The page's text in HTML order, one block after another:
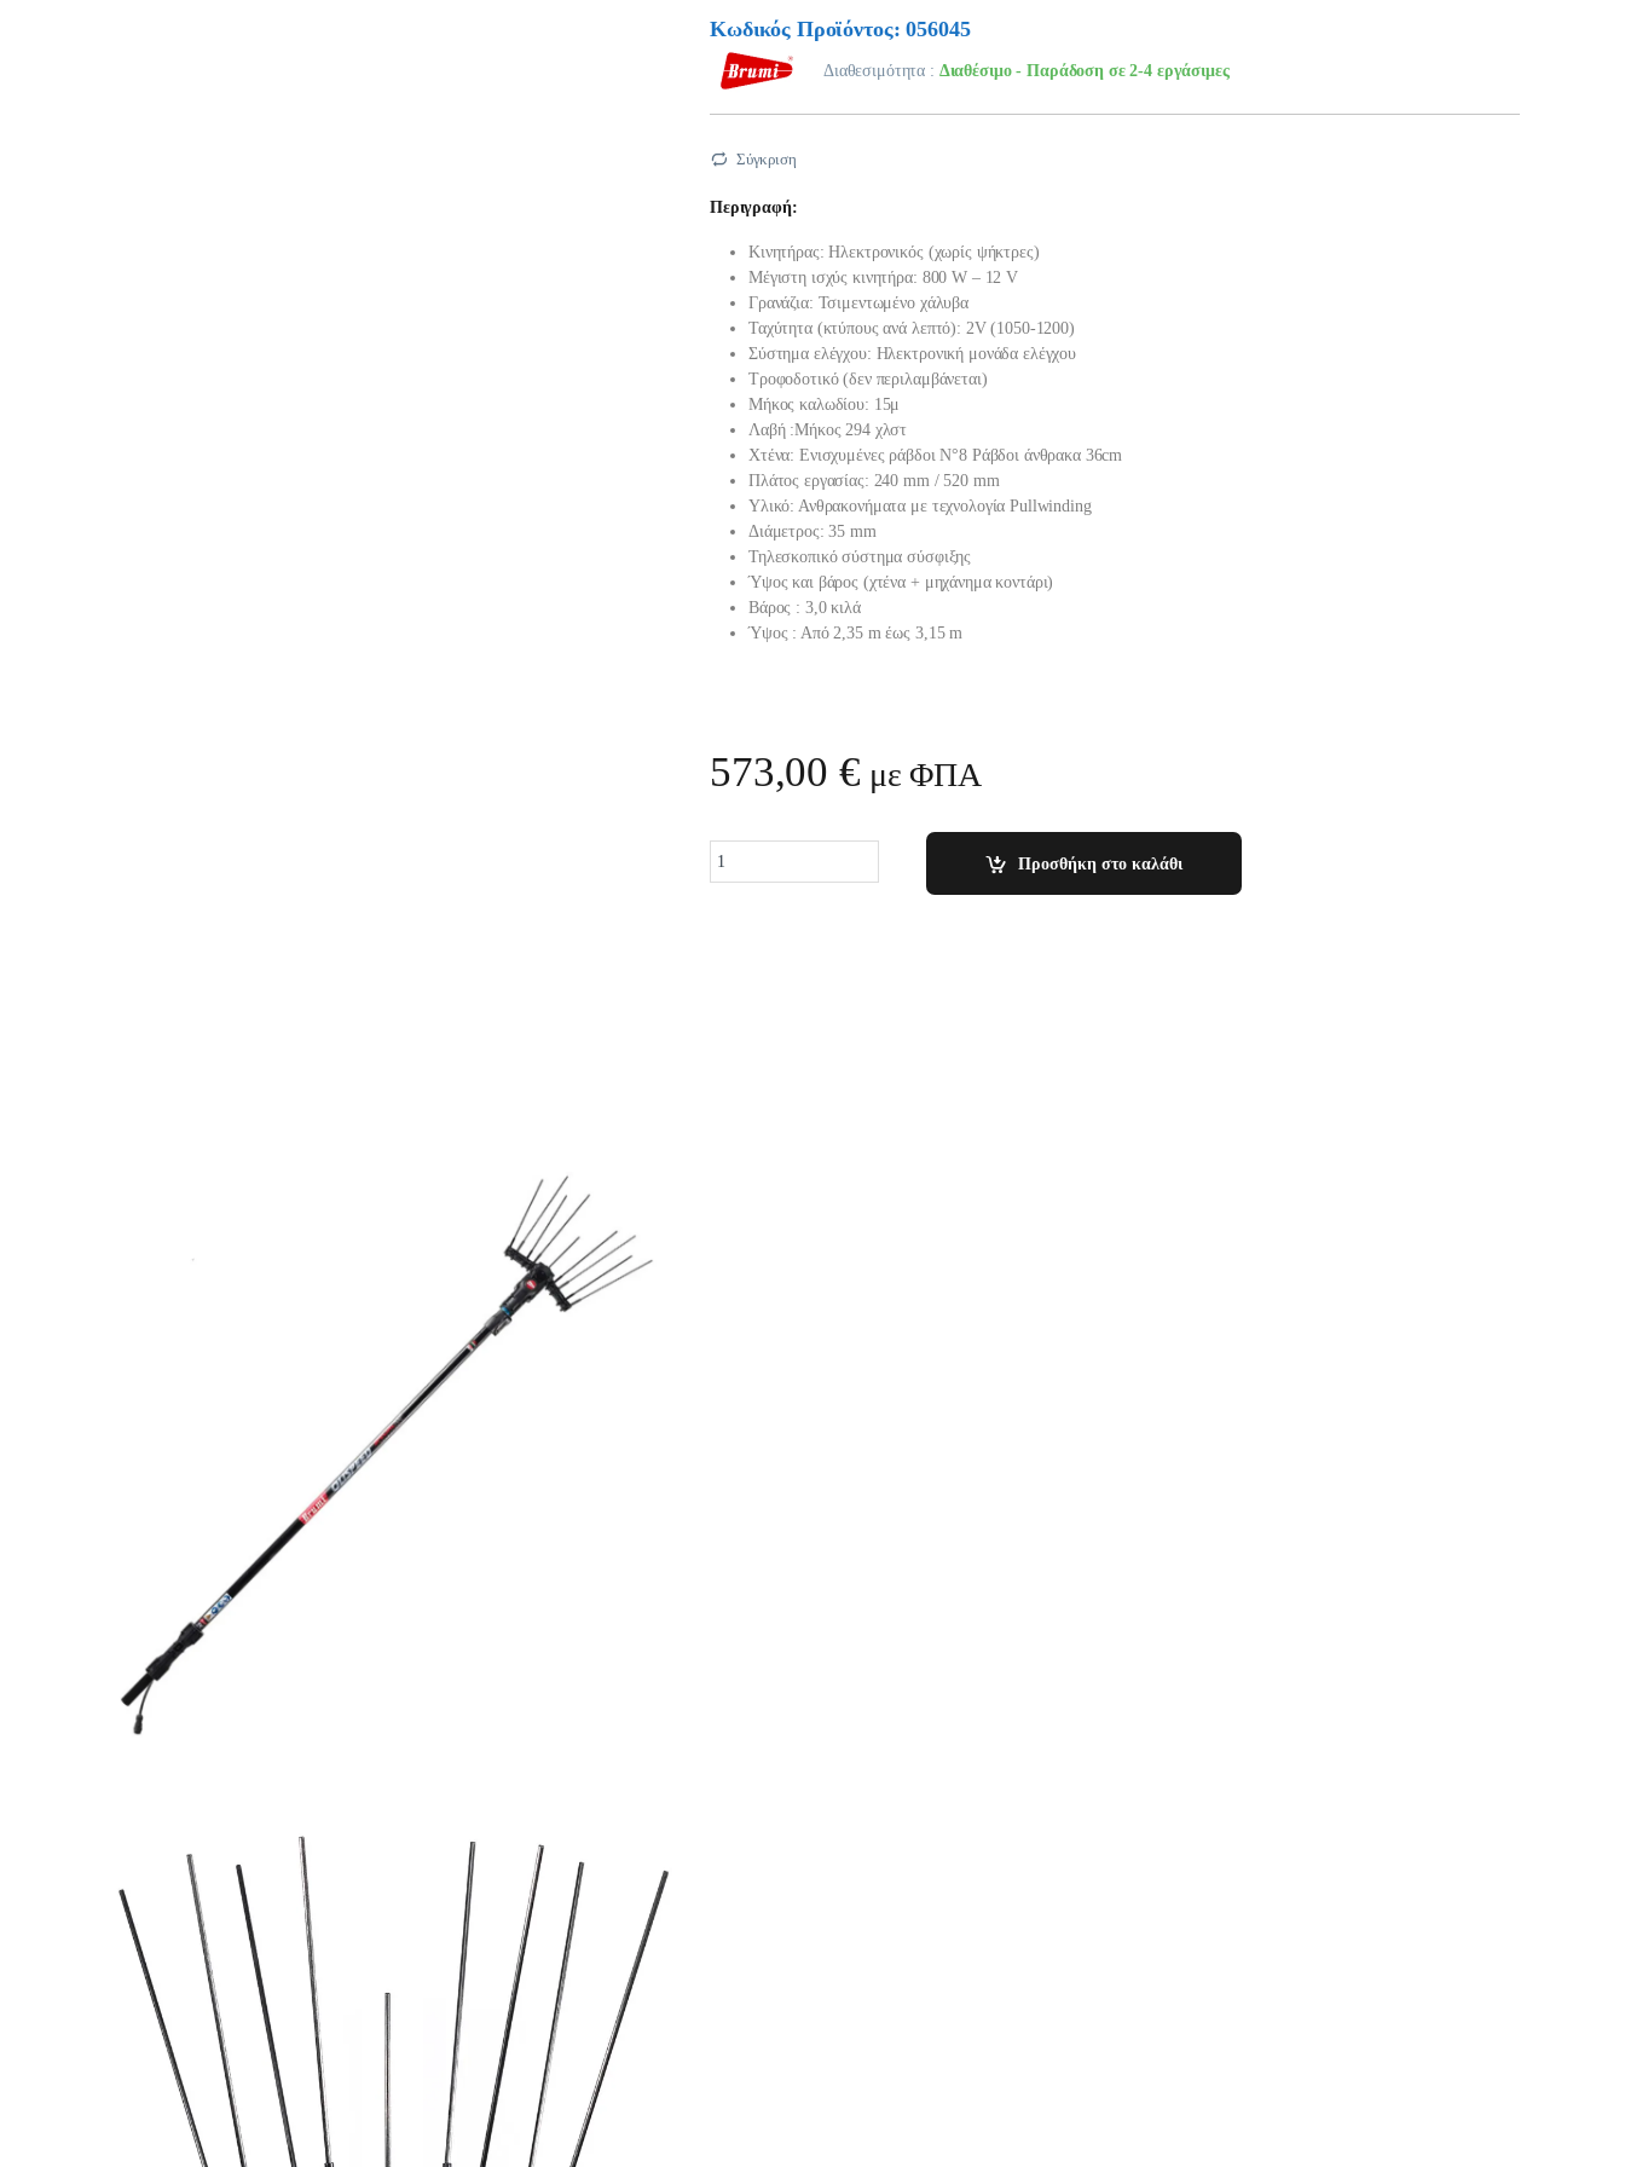
Κωδικός Προϊόντος: 056045
Διαθεσιμότητα : Διαθέσιμο - Παράδοση σε 2-4 εργάσιμες
Σύγκριση
Περιγραφή:
Κινητήρας: Ηλεκτρονικός (χωρίς ψήκτρες)
Μέγιστη ισχύς κινητήρα: 800 W – 12 V
Γρανάζια: Τσιμεντωμένο χάλυβα
Ταχύτητα (κτύπους ανά λεπτό): 2V (1050-1200)
Σύστημα ελέγχου: Ηλεκτρονική μονάδα ελέγχου
Τροφοδοτικό (δεν περιλαμβάνεται)
Μήκος καλωδίου: 15μ
Λαβή :Μήκος 294 χλστ
Χτένα: Ενισχυμένες ράβδοι N°8 Ράβδοι άνθρακα 36cm
Πλάτος εργασίας: 240 mm / 520 mm
Υλικό: Ανθρακονήματα με τεχνολογία Pullwinding
Διάμετρος: 35 mm
Τηλεσκοπικό σύστημα σύσφιξης
Ύψος και βάρος (χτένα + μηχάνημα κοντάρι)
Βάρος : 3,0 κιλά
Ύψος : Από 2,35 m έως 3,15 m
573,00€ με ΦΠΑ
Προσθήκη στο καλάθι